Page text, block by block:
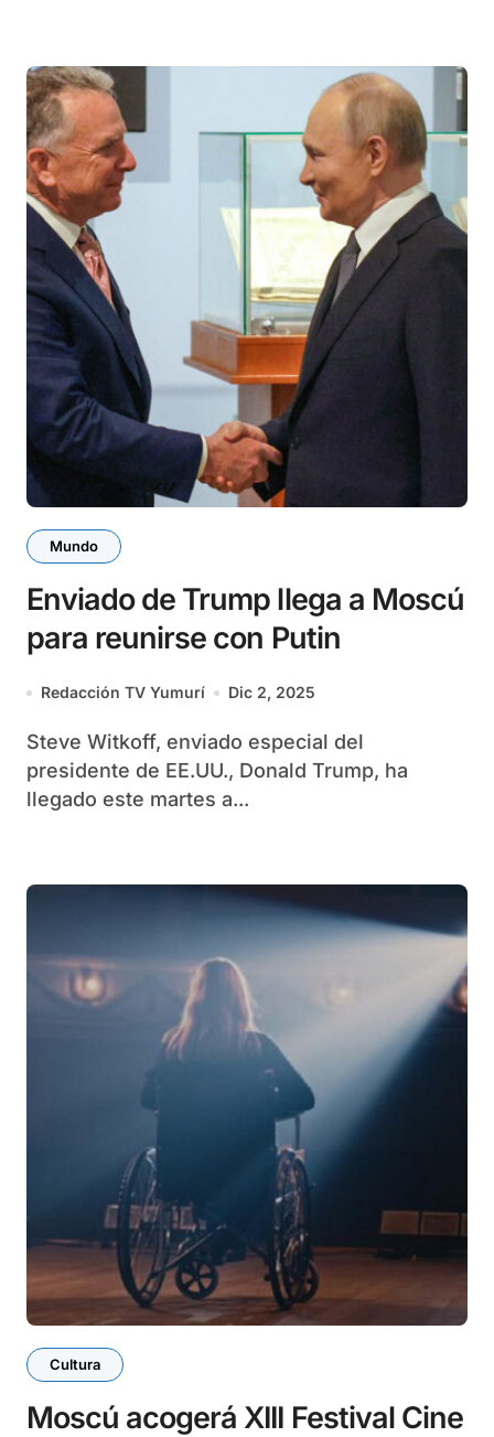
Mundo
Enviado de Trump llega a Moscú
para reunirse con Putin
Redacción TV Yumurí Dic 2, 2025
Steve Witkoff, enviado especial del
presidente de EE.UU., Donald Trump, ha
llegado este martes a...
Cultura
Moscú acogerá XIII Festival Cine